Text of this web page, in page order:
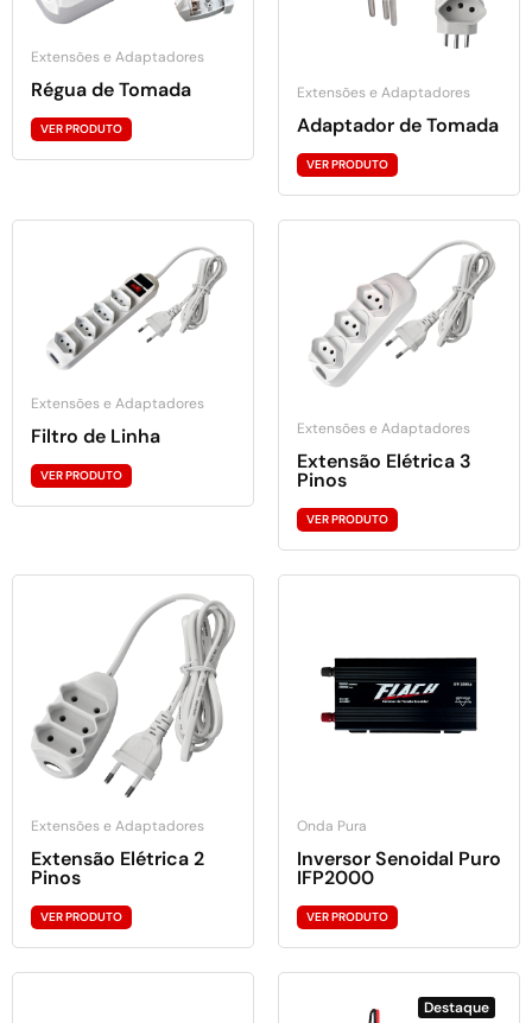
Extensões e Adaptadores
Régua de Tomada
VER PRODUTO
Extensões e Adaptadores
Adaptador de Tomada
VER PRODUTO
Extensões e Adaptadores
Filtro de Linha
VER PRODUTO
Extensões e Adaptadores
Extensão Elétrica 3
Pinos
VER PRODUTO
Extensões e Adaptadores
Extensão Elétrica 2
Pinos
VER PRODUTO
Onda Pura
Inversor Senoidal Puro
IFP2000
VER PRODUTO
Destaque